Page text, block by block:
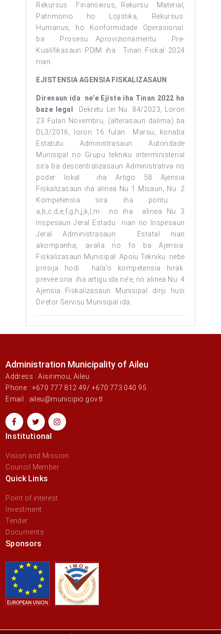
Rekursus Finanseirus, Rekursu Material,
Patrimonio ho Lojistika, Rekursus
Humanus, ho Konformidade Operasional
ba Prosesu Aprovizionamentu Pre-
Kualifikasaun PDIM iha Tinan Fiskal 2024
nian.
EJISTENSIA AGENSIA FISKALIZASAUN
Diresaun ida ne’e Ejiste iha Tinan 2022 ho
baze legal
Dekretu Lei Nu. 84/2023, Loron
23 Fulan Novembru, (alterasaun dalima) ba
DL3/2016, loron 16 fulan Marsu, konaba
Estatutu Administrasaun Autoridade
Munisipal no Grupu tekniku interministerial
sira ba descentralizasaun Administrativa no
poder lokal iha Artigo 58 Ajensia
Fiskalizasaun iha alinea Nu 1 Misaun, Nu. 2
Kompetensia sira iha pontu
a,b,c,d,e,f,g,h,j,k,l,m no iha alinea Nu 3
Inspesaun Jeral Estadu nian no Inspesaun
Jeral Administrasaun Estatal nian
akompanha, avalia no fo ba Ajensia
Fiskalizasaun Munisipal Apoiu Tekniku nebe
presija hodi hala’o kompetensia hirak
prevee ona iha artigu ida ne’e, no alinea Nu. 4
Ajensia Fiskalizasaun Munisipal diriji husi
Diretor Servisu Munisipal ida.
Administration Municipality of Aileu
Address : Aisirimou, Aileu
Phone : +670 777 812 49/ +670 773 040 95
Email : aileu@municipio.gov.tl
Institutional
Vision and Mission
Council Member
Quick Links
Point of interest
Investment
Tender
Documents
Sponsors